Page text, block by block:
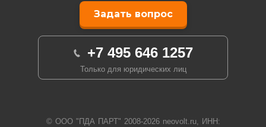
Задать вопрос
+7 495 646 1257
Только для юридических лиц
© ООО "ПДА ПАРТ" 2008-2026neovolt.ru, ИНН: